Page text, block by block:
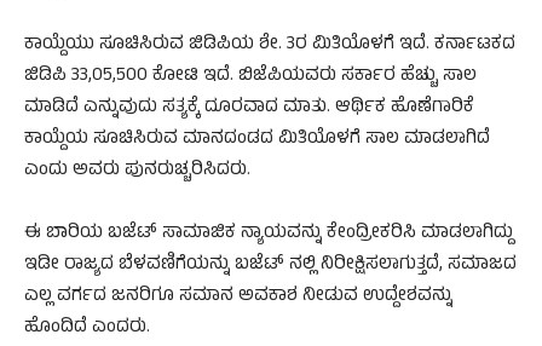
ಕಾಯ್ದೆಯು ಸೂಚಿಸಿರುವ ಜಿಡಿಪಿಯ ಶೇ. 3ರ ಮಿತಿಯೊಳಗೆ ಇದೆ. ಕರ್ನಾಟಕದ
ಜಿಡಿಪಿ 33,05,500 ಕೋಟಿ ಇದೆ. ಬಿಜೆಪಿಯವರು ಸರ್ಕಾರ ಹೆಚ್ಚು ಸಾಲ
ಮಾಡಿದೆ ಎನ್ನುವುದು ಸತ್ಯಕ್ಕೆ ದೂರವಾದ ಮಾತು. ಆರ್ಥಿಕ ಹೊಣೆಗಾರಿಕೆ
ಕಾಯ್ದೆಯ ಸೂಚಿಸಿರುವ ಮಾನದಂಡದ ಮಿತಿಯೊಳಗೆ ಸಾಲ ಮಾಡಲಾಗಿದೆ
ಎಂದು ಅವರು ಪುನರುಚ್ಚರಿಸಿದರು.
ಈ ಬಾರಿಯ ಬಜೆಟ್ ಸಾಮಾಜಿಕ ನ್ಯಾಯವನ್ನು ಕೇಂದ್ರೀಕರಿಸಿ ಮಾಡಲಾಗಿದ್ದು
ಇಡೀ ರಾಜ್ಯದ ಬೆಳವಣಿಗೆಯನ್ನು ಬಜೆಟ್ ನಲ್ಲಿ ನಿರೀಕ್ಷಿಸಲಾಗುತ್ತದೆ, ಸಮಾಜದ
ಎಲ್ಲ ವರ್ಗದ ಜನರಿಗೂ ಸಮಾನ ಅವಕಾಶ ನೀಡುವ ಉದ್ದೇಶವನ್ನು
ಹೊಂದಿದೆ ಎಂದರು.